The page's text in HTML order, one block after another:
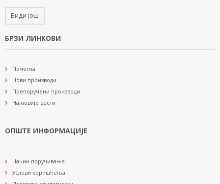
Види још
БРЗИ ЛИНКОВИ
Почетна
Нови производи
Препоручени производи
Најновије вести
ОПШТЕ ИНФОРМАЦИЈЕ
Начин поручивања
Услови коришћења